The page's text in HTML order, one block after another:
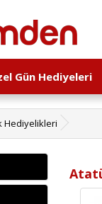
Gün Hediyeleri
Hediyelikleri